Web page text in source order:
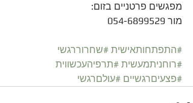
מפגשים פרטניים בזום:
מור 054-6899529
#התפתחותאישית #שחרוררגשי
#רוחניתמעשית #תרפיהעכשווית
#פצעיםרגשיים #עולםרגשי